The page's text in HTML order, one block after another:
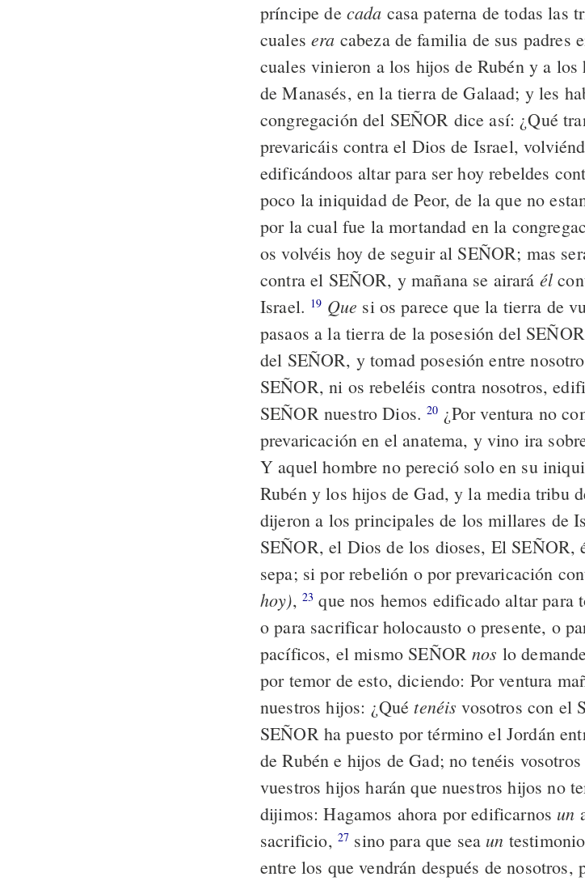
príncipe de cada casa paterna de todas las
cualesera cabeza de familia de sus padres
cuales vinieron a los hijos de Rubén y a
de Manasés, en la tierra de Galaad; y les
congregación del SEÑOR dice así: ¿Qué
prevaricáis contra el Dios de Israel,
edificándoos altar para ser hoy rebeldes
poco la iniquidad de Peor, de la que no
por la cual fue la mortandad en la
os volvéis hoy de seguir al SEÑOR; mas
contra el SEÑOR, y mañana se airará él
Israel. 19 Que si os parece que la tierra de
pasaos a la tierra de la posesión del
del SEÑOR, y tomad posesión entre
SEÑOR, ni os rebeléis contra nosotros,
SEÑOR nuestro Dios.20 ¿Por ventura no
prevaricación en el anatema, y vino ira
Y aquel hombre no pereció solo en su
Rubén y los hijos de Gad, y la media tribu
dijeron a los principales de los millares de
SEÑOR, el Dios de los dioses, El SEÑOR,
sepa; si por rebelión o por prevaricación
hoy), 23 que nos hemos edificado altar para
o para sacrificar holocausto o presente, o
pacíficos, el mismo SEÑORnos lo
por temor de esto, diciendo: Por ventura
nuestros hijos: ¿Qué tenéis vosotros con el
SEÑOR ha puesto por término el Jordán
de Rubén e hijos de Gad; no tenéis
vuestros hijos harán que nuestros hijos no
dijimos: Hagamos ahora por edificarnos un
sacrificio, 27 sino para que sea un
entre los que vendrán después de